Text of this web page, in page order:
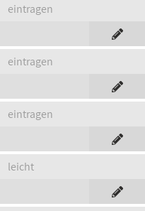
eintragen
eintragen
eintragen
leicht